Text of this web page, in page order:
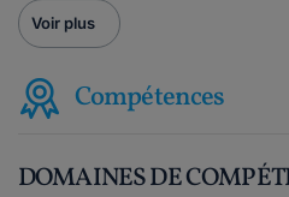
Voir plus
Compétences
DOMAINES DE